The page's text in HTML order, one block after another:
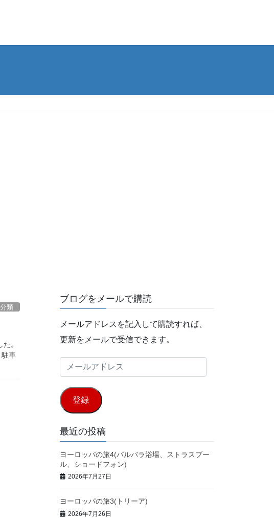
類
。
駐車
ブログをメールで購読
メールアドレスを記入して購読すれば、
更新をメールで受信できます。
ー
ル
ア
ド
レ
ス
登録
最近の投稿
ヨーロッパの旅4(バルバラ浴場、ストラスブー
ル、ショードフォン)
2026年7月27日
ヨーロッパの旅3(トリーア)
2026年7月26日